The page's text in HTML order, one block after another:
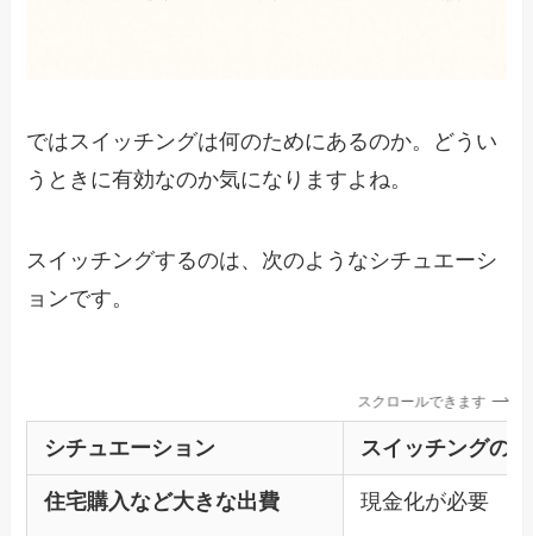
ではスイッチングは何のためにあるのか。どうい
うときに有効なのか気になりますよね。
スイッチングするのは、次のようなシチュエーシ
ョンです。
スクロールできます
シチュエーション スイッチングの
住宅購入など大きな出費 現金化が必要